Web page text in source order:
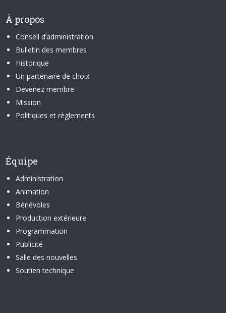
À propos
Conseil d’administration
Bulletin des membres
Historique
Un partenaire de choix
Devenez membre
Mission
Politiques et règlements
Équipe
Administration
Animation
Bénévoles
Production extérieure
Programmation
Publicité
Salle des nouvelles
Soutien technique